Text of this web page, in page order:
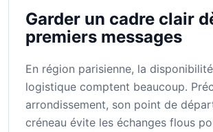
Garder un cadre clair
premiers messages
En région parisienne, la
logistique comptent beaucoup.
arrondissement, son point de
créneau évite les échanges flous